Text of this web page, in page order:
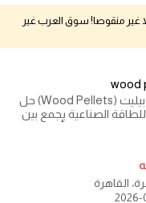
غير منقوصا! سوق العرب غير
wood
? الوود بيليت (Wood Pellets) حل
الصناعية يجمع بين
والتوفير يعد من أفضل
القاهرة